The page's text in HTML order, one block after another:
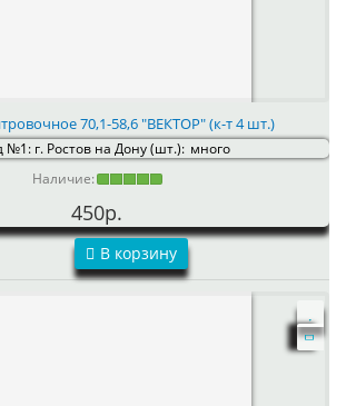
70,1-58,6 "ВЕКТОР" (к-т 4 шт.)
№1: г. Ростов на Дону (шт.): много
Наличие:
450р.
В корзину